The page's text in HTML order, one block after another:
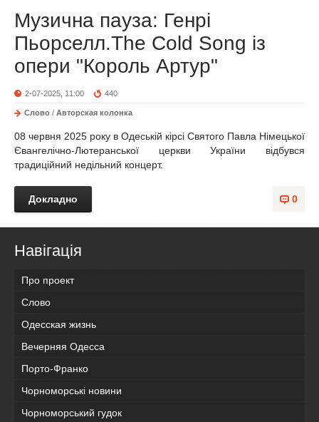
Музична пауза: Генрі
Пьорселл.The Cold Song із
опери "Король Артур"
2-07-2025, 11:00 440
Слово / Авторская колонка
08 червня 2025 року в Одеській кірсі Святого Павла Німецької
Євангелічно-Лютеранської церкви України відбувся
традиційний недільний концерт.
0
Докладно
Навігація
Про проект
Слово
Одесская жизнь
Вечерняя Одесса
Порто-Франко
Чорноморські новини
Чорноморський гудок